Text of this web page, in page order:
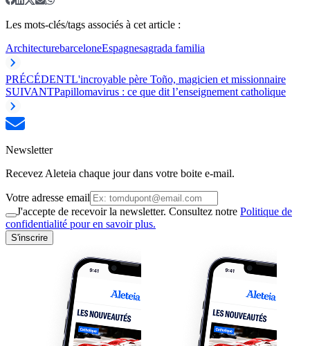
Les mots-clés/tags associés à cet article :
ArchitecturebarceloneEspagnesagrada familia
PRÉCÉDENTL'incroyable père Toño, magicien et missionnaire
SUIVANTPapillomavirus : ce que dit l’enseignement catholique
Newsletter
Recevez Aleteia chaque jour dans votre boite e-mail.
Votre adresse email
J'accepte de recevoir la newsletter. Consultez notre Politique de
confidentialité pour en savoir plus.
S'inscrire